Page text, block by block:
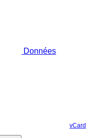
Données
vCard